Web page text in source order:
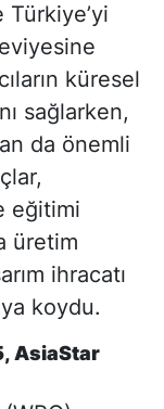
küresel
sağlarken,
da önemli
eğitimi
üretim
ihracatı
koydu.
AsiaStar